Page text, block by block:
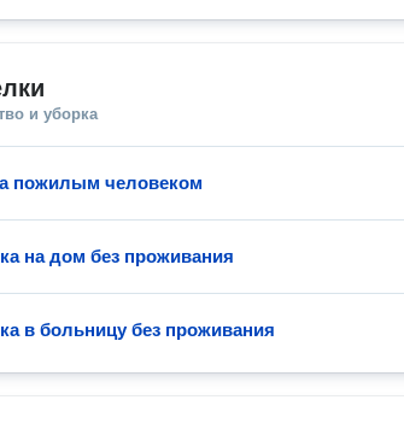
и уборка
пожилым человеком
на дом без проживания
в больницу без проживания